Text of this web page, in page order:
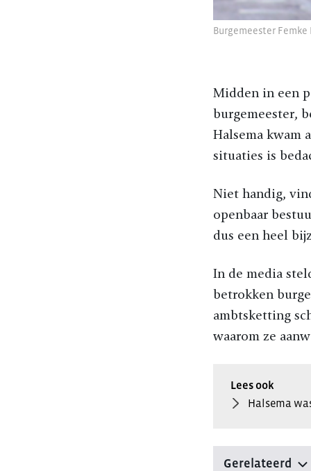
Burgemeester Femke
Midden in een
burgemeester,
Halsema kwam
situaties is
Niet handig,
openbaar
dus een heel
In de media
betrokken
ambtsketting
waarom ze
Halsema
Gerelateerd